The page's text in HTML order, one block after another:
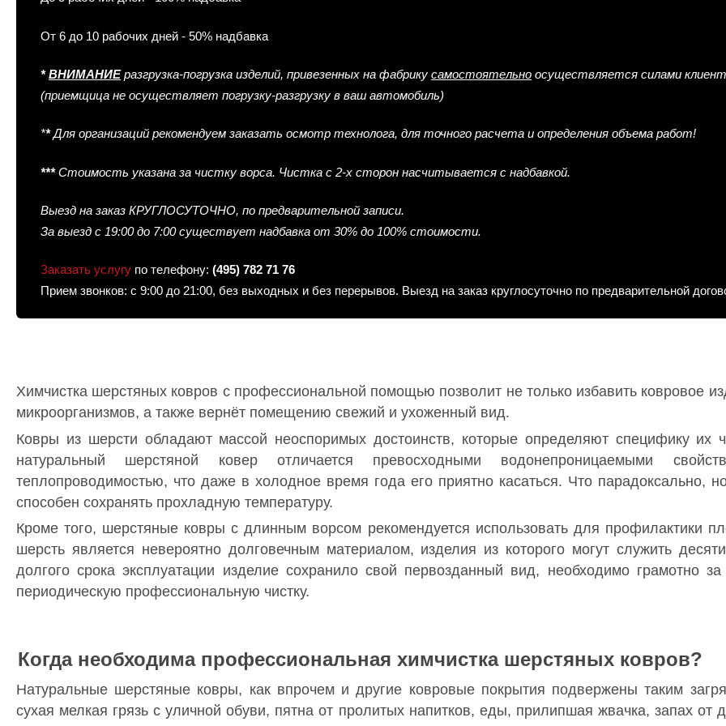
От 6 до 10 рабочих дней - 50% надбавка
* ВНИМАНИЕразгрузка-погрузка изделий, привезенных на фабрику самостоятельно осуществляется силами
(приемщица не осуществляет погрузку-разгрузку в ваш автомобиль)
**Для организаций рекомендуем заказать осмотр технолога, для точного расчета и определения объема работ!
***Стоимость указана за чистку ворса. Чистка с 2-х сторон насчитывается с надбавкой.
Выезд на заказ КРУГЛОСУТОЧНО, по предварительной записи.
За выезд с 19:00 до 7:00 существует надбавка от 30% до 100% стоимости.
Заказать услугу по телефону: (495) 782 71 76
Прием звонков: с 9:00 до 21:00, без выходных и без перерывов. Выезд на заказ круглосуточно по предварительной
Химчистка шерстяных ковров с профессиональной помощью позволит не только избавить ковровое
микроорганизмов, а также вернёт помещению свежий и ухоженный вид.
Ковры из шерсти обладают массой неоспоримых достоинств, которые определяют специфику их
натуральный шерстяной ковер отличается превосходными водонепроницаемыми
теплопроводимостью, что даже в холодное время года его приятно касаться. Что парадоксально,
способен сохранять прохладную температуру.
Кроме того, шерстяные ковры с длинным ворсом рекомендуется использовать для профилактики
шерсть является невероятно долговечным материалом, изделия из которого могут служить
долгого срока эксплуатации изделие сохранило свой первозданный вид, необходимо грамотно
периодическую профессиональную чистку.
Когда необходима профессиональная химчистка шерстяных ковров?
Натуральные шерстяные ковры, как впрочем и другие ковровые покрытия подвержены таким
сухая мелкая грязь с уличной обуви, пятна от пролитых напитков, еды, прилипшая жвачка, запах от